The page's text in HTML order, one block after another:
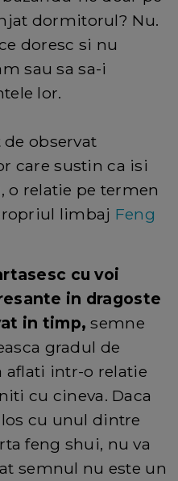
dormitorul? Nu.
doresc si nu
sau sa sa-i
lor.
observat
care sustin ca isi
o relatie pe termen
limbaj Feng
cu voi
in dragoste
in timp,semne
gradul de
aflati intr-o relatie
cu cineva. Daca
cu unul dintre
feng shui, nu va
semnul nu este un